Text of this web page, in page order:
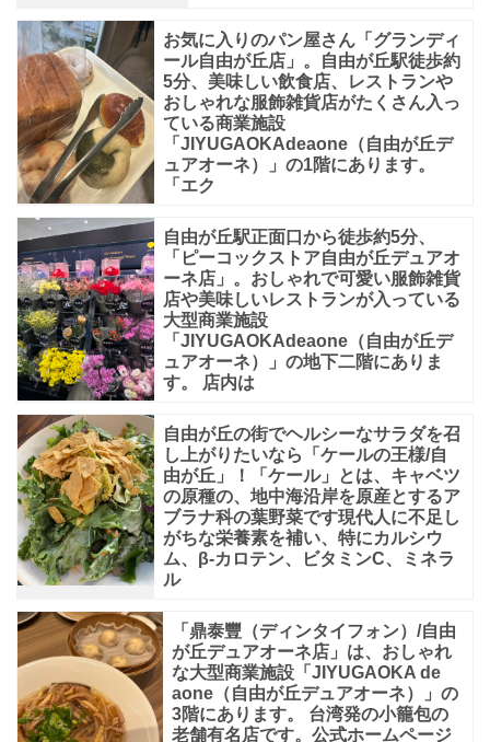
セ
プ
ト
通
り、
主
食
サ
ラ
ダ
と
言
え
お気に入りのパン屋さん「グランディ
ール自由が丘店」。自由が丘駅徒歩約
5分、美味しい飲食店、レストランや
おしゃれな服飾雑貨店がたくさん入っ
ている商業施設
「JIYUGAOKAdeaone（自由が丘デ
ュアオーネ）」の1階にあります。
「エク
自由が丘駅正面口から徒歩約5分、
「ピーコックストア自由が丘デュアオ
ーネ店」。おしゃれで可愛い服飾雑貨
店や美味しいレストランが入っている
大型商業施設
「JIYUGAOKAdeaone（自由が丘デ
ュアオーネ）」の地下二階にありま
す。 店内は
自由が丘の街でヘルシーなサラダを召
し上がりたいなら「ケールの王様/自
由が丘」！「ケール」とは、キャベツ
の原種の、地中海沿岸を原産とするア
ブラナ科の葉野菜です現代人に不足し
がちな栄養素を補い、特にカルシウ
ム、β-カロテン、ビタミンC、ミネラ
ル
「鼎泰豐（ディンタイフォン）/自由
が丘デュアオーネ店」は、おしゃれ
な大型商業施設「JIYUGAOKA de
aone（自由が丘デュアオーネ）」の
3階にあります。 台湾発の小籠包の
老舗有名店です。公式ホームページ